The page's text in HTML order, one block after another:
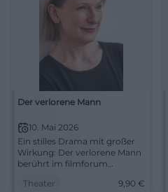
Der verlorene Mann
10. Mai 2026
Ein stilles Drama mit großer
Wirkung: Der verlorene Mann
berührt im filmforum
und kluger Regie. 10.05.2026,
Theater 9,90 €